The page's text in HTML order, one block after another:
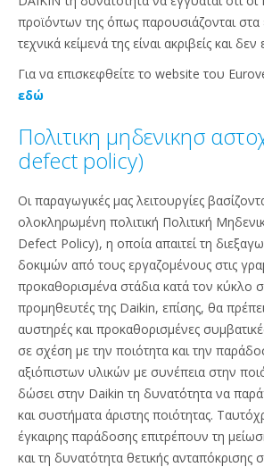
προϊόντων της όπως παρουσιάζονται στα
τεχνικά κείμενά της είναι ακριβείς και
Για να επισκεφθείτε το website του
εδώ
Πολιτικη μηδενικησ
defect policy)
Οι παραγωγικές μας λειτουργίες
ολοκληρωμένη πολιτική Πολιτική
Defect Policy), η οποία απαιτεί τη
δοκιμών από τους εργαζομένους στις
προκαθορισμένα στάδια κατά τον κύκλο
προμηθευτές της Daikin, επίσης, θα
αυστηρές και προκαθορισμένες
σε σχέση με την ποιότητα και την
αξιόπιστων υλικών με συνέπεια στην
δώσει στην Daikin τη δυνατότητα να
και συστήματα άριστης ποιότητας.
έγκαιρης παράδοσης επιτρέπουν τη
και τη δυνατότητα θετικής ανταπόκρισης